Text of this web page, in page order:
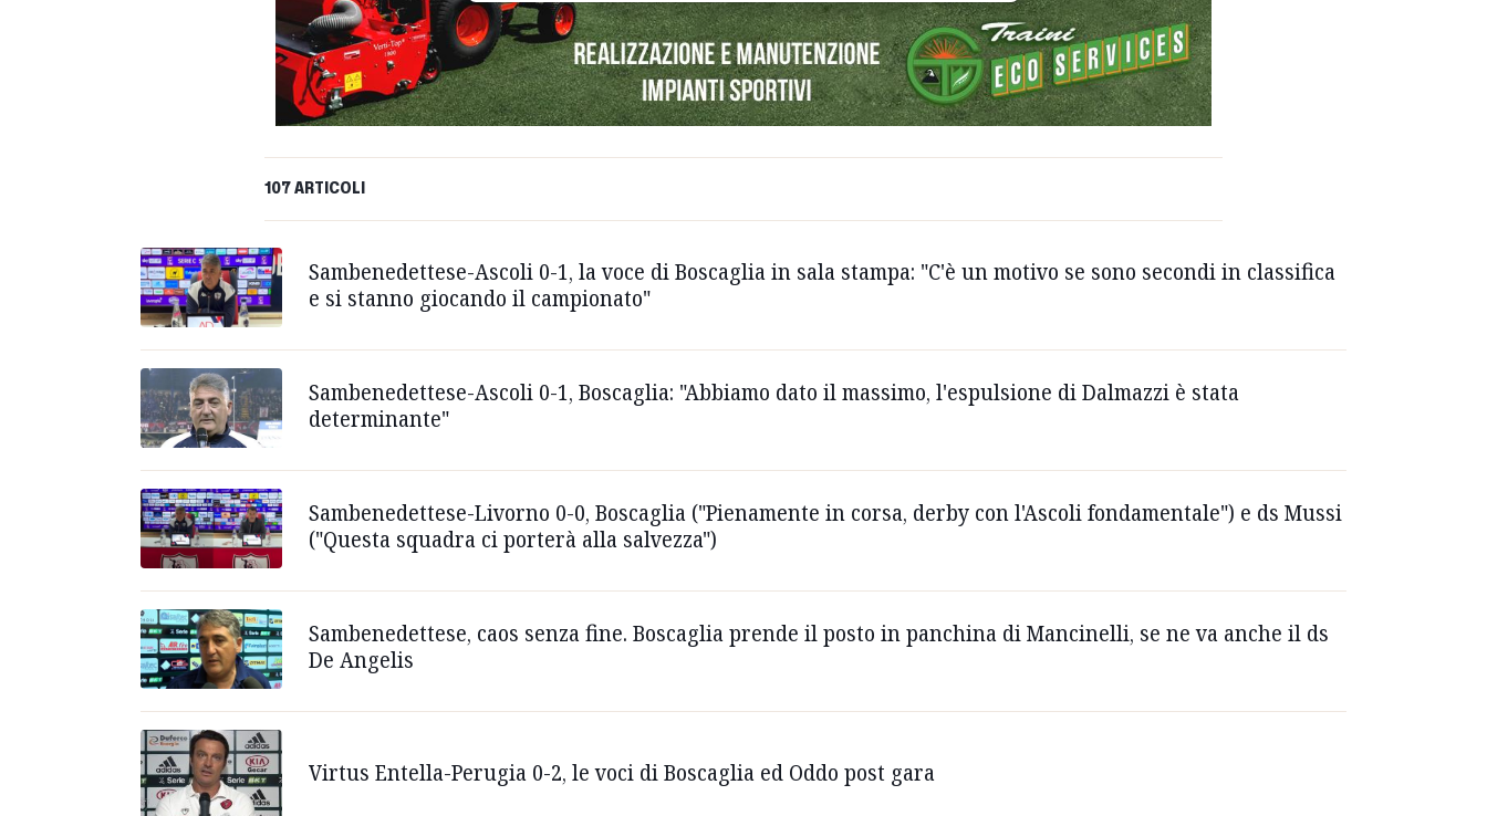
107 ARTICOLI
Sambenedettese-Ascoli 0-1, la voce di Boscaglia in sala stampa: "C'è un motivo se sono secondi in classifica
e si stanno giocando il campionato"
Sambenedettese-Ascoli 0-1, Boscaglia: "Abbiamo dato il massimo, l'espulsione di Dalmazzi è stata
determinante"
Sambenedettese-Livorno 0-0, Boscaglia ("Pienamente in corsa, derby con l'Ascoli fondamentale") e ds Mussi
("Questa squadra ci porterà alla salvezza")
Sambenedettese, caos senza fine. Boscaglia prende il posto in panchina di Mancinelli, se ne va anche il ds
De Angelis
Virtus Entella-Perugia 0-2, le voci di Boscaglia ed Oddo post gara